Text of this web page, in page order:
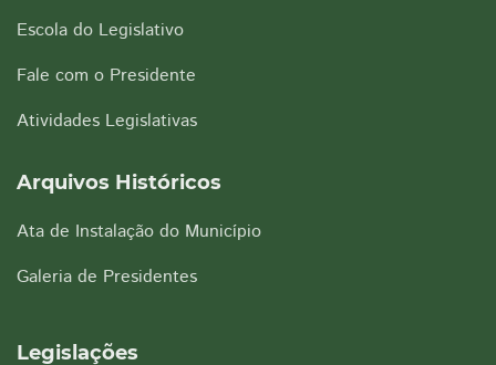
Escola do Legislativo
Fale com o Presidente
Atividades Legislativas
Arquivos Históricos
Ata de Instalação do Município
Galeria de Presidentes
Legislações